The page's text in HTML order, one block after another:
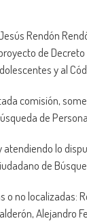
Rendón
de
y al
comisión,
de
lo
de
no localizadas:
Alejandro